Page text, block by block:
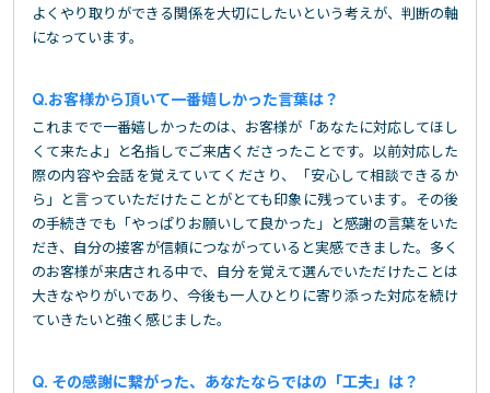
よくやり取りができる関係を大切にしたいという考えが、判断の軸
になっています。
お客様から頂いて一番嬉しかった言葉は？
これまでで一番嬉しかったのは、お客様が「あなたに対応してほし
くて来たよ」と名指しでご来店くださったことです。以前対応した
際の内容や会話を覚えていてくださり、「安心して相談できるか
ら」と言っていただけたことがとても印象に残っています。その後
の手続きでも「やっぱりお願いして良かった」と感謝の言葉をいた
だき、自分の接客が信頼につながっていると実感できました。多く
のお客様が来店される中で、自分を覚えて選んでいただけたことは
大きなやりがいであり、今後も一人ひとりに寄り添った対応を続け
ていきたいと強く感じました。
その感謝に繋がった、あなたならではの「工夫」は？